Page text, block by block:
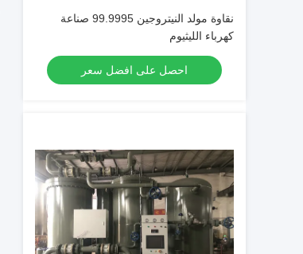
نقاوة مولد النيتروجين 99.9995 صناعة
كهرباء الليثيوم
احصل على افضل سعر